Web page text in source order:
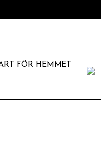
FÖR HEMMET